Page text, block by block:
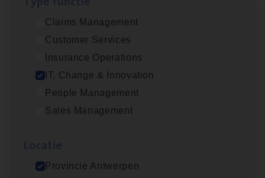
Claims Management
Customer Services
Insurance Operations
IT, Change & Innovation
People Management
Sales Management
Provincie Antwerpen
(Agi­le)ITPro­ject Manager
IT, Change & Innovation
Antwerpen
Busi­ness Analyst